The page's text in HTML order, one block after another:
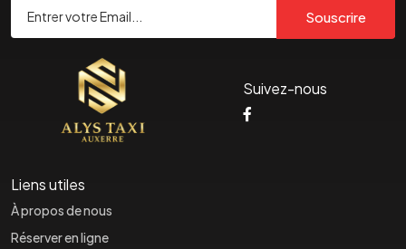
Souscrire
Suivez-nous
Liens utiles
À propos de nous
Réserver en ligne